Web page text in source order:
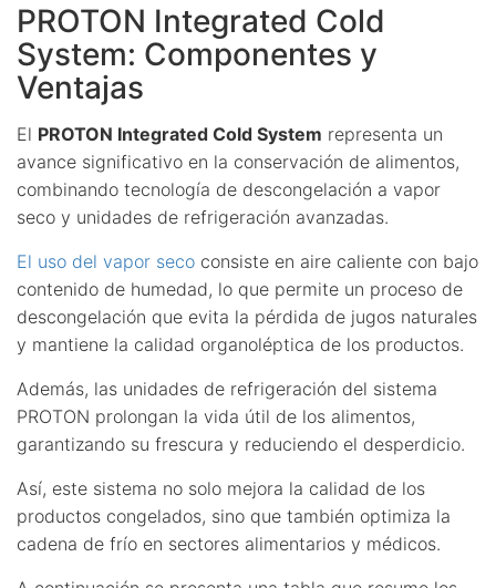
PROTON Integrated Cold
System: Componentes y
Ventajas
El PROTON Integrated Cold System representa un
avance significativo en la conservación de alimentos,
combinando tecnología de descongelación a vapor
seco y unidades de refrigeración avanzadas.
El uso del vapor seco consiste en aire caliente con bajo
contenido de humedad, lo que permite un proceso de
descongelación que evita la pérdida de jugos naturales
y mantiene la calidad organoléptica de los productos.
Además, las unidades de refrigeración del sistema
PROTON prolongan la vida útil de los alimentos,
garantizando su frescura y reduciendo el desperdicio.
Así, este sistema no solo mejora la calidad de los
productos congelados, sino que también optimiza la
cadena de frío en sectores alimentarios y médicos.